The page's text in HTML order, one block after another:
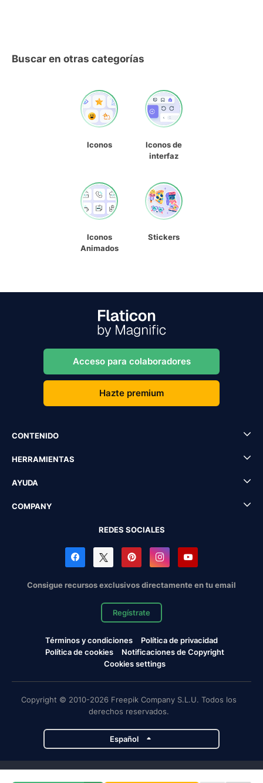
Buscar en otras categorías
Iconos
Iconos de
interfaz
Iconos
Animados
Stickers
Acceso para colaboradores
Hazte premium
CONTENIDO
HERRAMIENTAS
AYUDA
COMPANY
REDES SOCIALES
Consigue recursos exclusivos directamente en tu email
Regístrate
Términos y condiciones
Política de privacidad
Política de cookies
Notificaciones de Copyright
Cookies settings
Copyright © 2010-2026 Freepik Company S.L.U. Todos los
derechos reservados.
Español